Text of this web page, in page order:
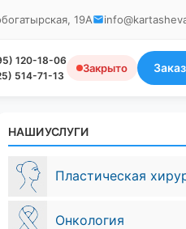
19А
120-18-06
514-71-13
Закрыто
НАШИ УСЛУГИ
Пластическая
Онкология